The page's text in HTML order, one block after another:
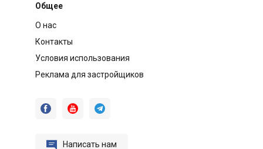
Общее
О нас
Контакты
Условия использования
Реклама для застройщиков
  
 Написать нам